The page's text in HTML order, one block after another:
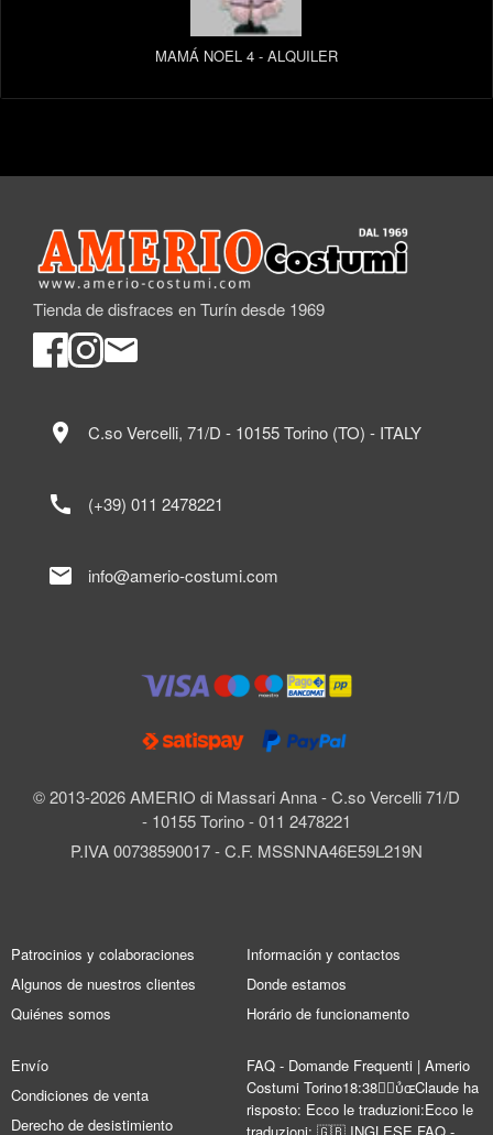
MAMÁ NOEL 4 - ALQUILER
Tienda de disfraces en Turín desde 1969
© 2013-2026 AMERIO di Massari Anna - C.so Vercelli 71/D
- 10155 Torino - 011 2478221
P.IVA 00738590017 - C.F. MSSNNA46E59L219N
location_on C.so Vercelli, 71/D - 10155 Torino (TO) - ITALY
call (+39) 011 2478221
mail info@amerio-costumi.com
Patrocinios y colaboraciones
Algunos de nuestros clientes
Quiénes somos
Información y contactos
Donde estamos
Horário de funcionamento
Envío
Condiciones de venta
Derecho de desistimiento
FAQ - Domande Frequenti | Amerio
Costumi Torino18:38Claude ha
risposto: Ecco le traduzioni:Ecco le